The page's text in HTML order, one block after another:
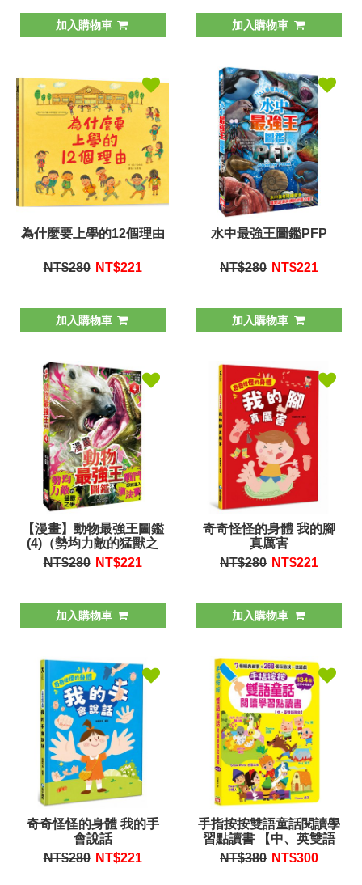
加入購物車 加入購物車
為什麼要上學的12個理由
NT$280 NT$221
加入購物車
水中最強王圖鑑PFP
NT$280 NT$221
加入購物車
【漫畫】動物最強王圖鑑
(4)（勢均力敵的猛獸之
爭，戰鬥即將進入準決
NT$280 NT$221
加入購物車
奇奇怪怪的身體 我的腳
真厲害
NT$280 NT$221
加入購物車
奇奇怪怪的身體 我的手
會說話
NT$280 NT$221
手指按按雙語童話閱讀學
習點讀書 【中、英雙語
發音】
NT$380 NT$300